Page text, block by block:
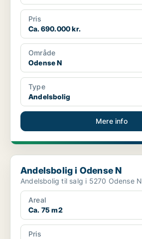
Pris
Ca. 690.000 kr.
Område
Odense N
Type
Andelsbolig
Mere info
Andelsbolig i Odense N
Andelsbolig i Odense N
Andelsbolig til salg i 5270 Odense N
Areal
Ca. 75 m2
Pris